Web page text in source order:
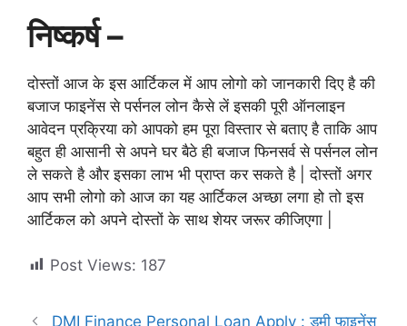
निष्कर्ष –
दोस्तों आज के इस आर्टिकल में आप लोगो को जानकारी दिए है की
बजाज फाइनेंस से पर्सनल लोन कैसे लें इसकी पूरी ऑनलाइन
आवेदन प्रक्रिया को आपको हम पूरा विस्तार से बताए है ताकि आप
बहुत ही आसानी से अपने घर बैठे ही बजाज फिनसर्व से पर्सनल लोन
ले सकते है और इसका लाभ भी प्राप्त कर सकते है | दोस्तों अगर
आप सभी लोगो को आज का यह आर्टिकल अच्छा लगा हो तो इस
आर्टिकल को अपने दोस्तों के साथ शेयर जरूर कीजिएगा |
Post Views: 187
DMI Finance Personal Loan Apply : डमी फाइनेंस